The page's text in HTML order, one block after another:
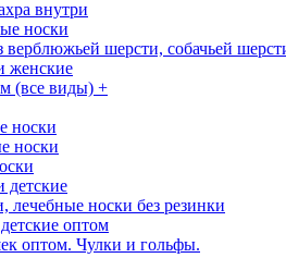
внутри
носки
верблюжьей шерсти, собачьей
женские
(все виды) +
носки
носки
детские
носки без резинки
оптом
оптом. Чулки и гольфы.